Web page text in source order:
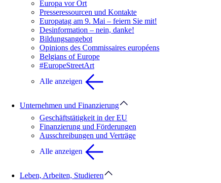
Europa vor Ort
Presseressourcen und Kontakte
Europatag am 9. Mai – feiern Sie mit!
Desinformation – nein, danke!
Bildungsangebot
Opinions des Commissaires européens
Belgians of Europe
#EuropeStreetArt
Alle anzeigen
Unternehmen und Finanzierung
Geschäftstätigkeit in der EU
Finanzierung und Förderungen
Ausschreibungen und Verträge
Alle anzeigen
Leben, Arbeiten, Studieren